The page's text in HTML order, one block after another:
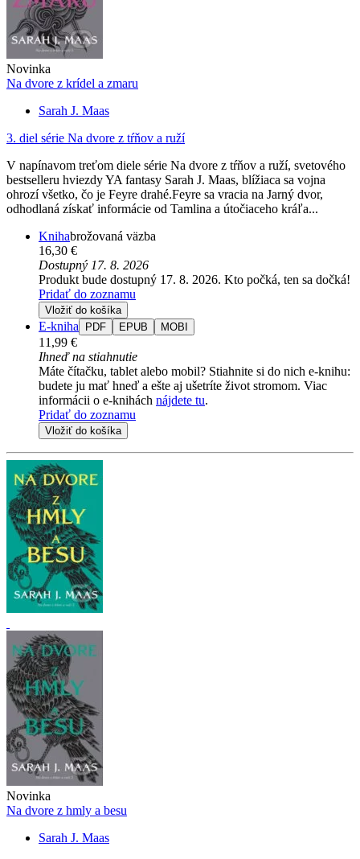
Novinka
Na dvore z krídel a zmaru
Sarah J. Maas
3. diel série Na dvore z tŕňov a ruží
V napínavom treťom diele série Na dvore z tŕňov a ruží, svetového
bestselleru hviezdy YA fantasy Sarah J. Maas, blížiaca sa vojna
ohrozí všetko, čo je Feyre drahé.Feyre sa vracia na Jarný dvor,
odhodlaná získať informácie od Tamlina a útočiaceho kráľa...
Knihabrožovaná väzba
16,30 €
Dostupný 17. 8. 2026
Produkt bude dostupný 17. 8. 2026. Kto počká, ten sa dočká!
Pridať do zoznamu
Vložiť do košíka
E-kniha PDF EPUB MOBI
11,99 €
Ihneď na stiahnutie
Máte čítačku, tablet alebo mobil? Stiahnite si do nich e-knihu:
budete ju mať hneď a ešte aj ušetríte život stromom. Viac
informácii o e-knihách nájdete tu.
Pridať do zoznamu
Vložiť do košíka
Novinka
Na dvore z hmly a besu
Sarah J. Maas